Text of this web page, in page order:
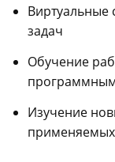
Виртуальные
задач
Обучение
Изучение